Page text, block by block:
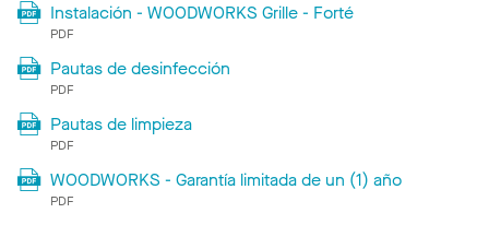
Instalación - WOODWORKS Grille - Forté
PDF
Pautas de desinfección
PDF
Pautas de limpieza
PDF
WOODWORKS - Garantía limitada de un (1) año
PDF